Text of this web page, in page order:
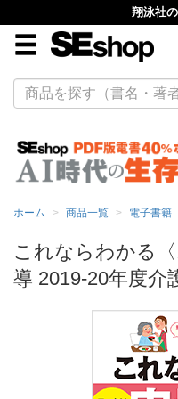
翔泳社
ホーム 商品一覧 電子書籍
これならわかる
導 2019-20年度介